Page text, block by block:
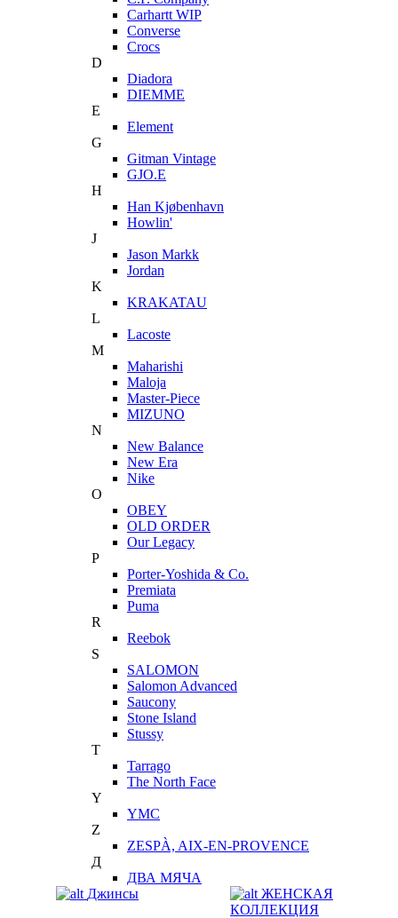
Carhartt WIP
Converse
Crocs
D
Diadora
DIEMME
E
Element
G
Gitman Vintage
GJO.E
H
Han Kjøbenhavn
Howlin'
J
Jason Markk
Jordan
K
KRAKATAU
L
Lacoste
M
Maharishi
Maloja
Master-Piece
MIZUNO
N
New Balance
New Era
Nike
O
OBEY
OLD ORDER
Our Legacy
P
Porter-Yoshida & Co.
Premiata
Puma
R
Reebok
S
SALOMON
Salomon Advanced
Saucony
Stone Island
Stussy
T
Tarrago
The North Face
Y
YMC
Z
ZESPÀ, AIX-EN-PROVENCE
Д
ДВА МЯЧА
Джинсы
ЖЕНСКАЯ
КОЛЛЕКЦИЯ